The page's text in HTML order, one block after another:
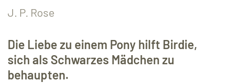
J. P. Rose
Die Liebe zu einem Pony hilft Birdie,
sich als Schwarzes Mädchen zu
behaupten.